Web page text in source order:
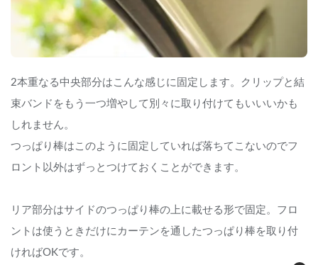
2本重なる中央部分はこんな感じに固定します。クリップと結
束バンドをもう一つ増やして別々に取り付けてもいいいかも
しれません。
つっぱり棒はこのように固定していれば落ちてこないのでフ
ロント以外はずっとつけておくことができます。
リア部分はサイドのつっぱり棒の上に載せる形で固定。フロ
ントは使うときだけにカーテンを通したつっぱり棒を取り付
ければOKです。